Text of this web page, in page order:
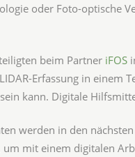
oder Foto-optische
beim Partner iFOS
Erfassung in
kann. Digitale
werden in den
mit einem digitalen